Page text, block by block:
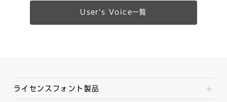
Userʼs Voice一覧
ライセンスフォント製品